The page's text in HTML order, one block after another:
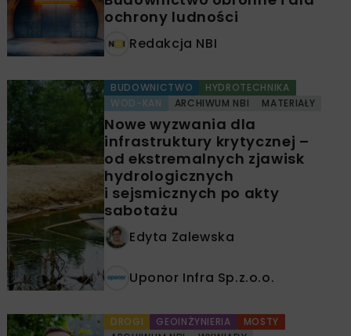
ochrony ludności
Redakcja NBI
BUDOWNICTWO
HYDROTECHNIKA
WOD-KAN
ARCHIWUM NBI MATERIAŁY
Nowe wyzwania dla
infrastruktury krytycznej –
od ekstremalnych zjawisk
hydrologicznych
i sejsmicznych po akty
sabotażu
Edyta Zalewska
Uponor Infra Sp.z.o.o.
DROGI GEOINŻYNIERIA
MOSTY